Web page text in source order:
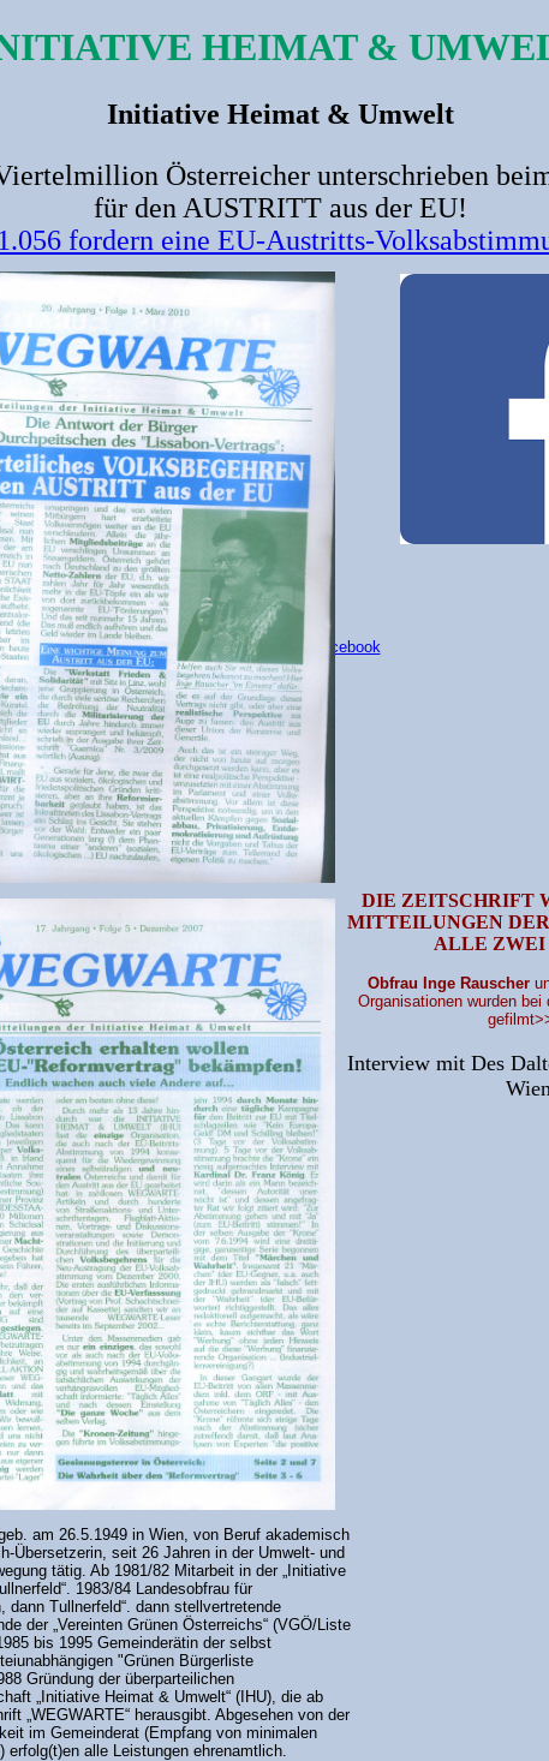
HEIMAT &
Initiative Heimat & Umwelt
Österreicher unterschrieben
für den AUSTRITT aus der EU!
fordern eine EU-Austritts-
Inge Rauscher auf Facebook
DIE ZEITSCHRIFT
MITTEILUNGEN
ALLE ZWEI
Obfrau Inge Rauscher
Organisationen wurden
Interview mit Des
am 26.5.1949 in Wien, von Beruf akademisch
Übersetzerin, seit 26 Jahren in der Umwelt- und
tätig. Ab 1981/82 Mitarbeit in der „Initiative
1983/84 Landesobfrau für
dann Tullnerfeld“. dann stellvertretende
der „Vereinten Grünen Österreichs“ (VGÖ/Liste
bis 1995 Gemeinderätin der selbst
"Grünen Bürgerliste
Gründung der überparteilichen
„Initiative Heimat & Umwelt“ (IHU), die ab
„WEGWARTE“ herausgibt. Abgesehen von der
im Gemeinderat (Empfang von minimalen
erfolg(t)en alle Leistungen ehrenamtlich.